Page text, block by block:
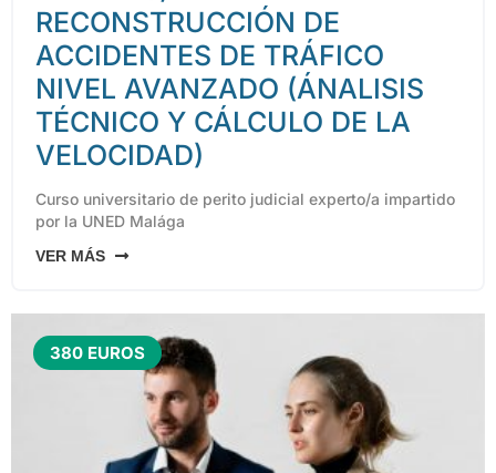
RECONSTRUCCIÓN DE
ACCIDENTES DE TRÁFICO
NIVEL AVANZADO (ÁNALISIS
TÉCNICO Y CÁLCULO DE LA
VELOCIDAD)
Curso universitario de perito judicial experto/a impartido
por la UNED Malága
VER MÁS
380 EUROS